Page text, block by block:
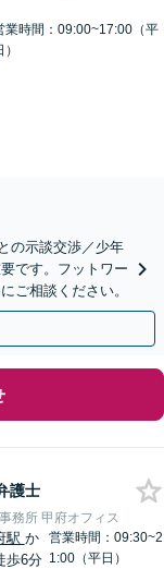
業時間：09:00~17:00（平
）
の示談交渉／少年
です。フットワー
ご相談ください。
護士
務所 甲府オフィス
駅 か
歩6分
営業時間：09:30~2
1:00（平日）